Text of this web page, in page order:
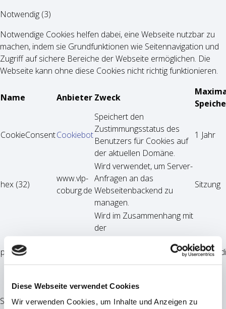
Diese Webseite verwendet Cookies
Wir verwenden Cookies, um Inhalte und Anzeigen zu
Notwendig (3)
Notwendige Cookies helfen dabei, eine Webseite nutzbar zu
machen, indem sie Grundfunktionen wie Seitennavigation und
Zugriff auf sichere Bereiche der Webseite ermöglichen. Die
Webseite kann ohne diese Cookies nicht richtig funktionieren.
Name Anbieter Zweck
CookieConsentCookiebot
Speichert den
Zustimmungsstatus des
Benutzers für Cookies auf
der aktuellen Domäne.
1 Jahr
hex (32)
www.vlp-
coburg.de
Wird verwendet, um Server-
Anfragen an das
Webseitenbackend zu
managen.
Sitzung
page
Wird im Zusammenhang mit
der
verwendet. Erinnert sich
beim Auschecken an alle
Besucherausweise.
Statistiken (2)